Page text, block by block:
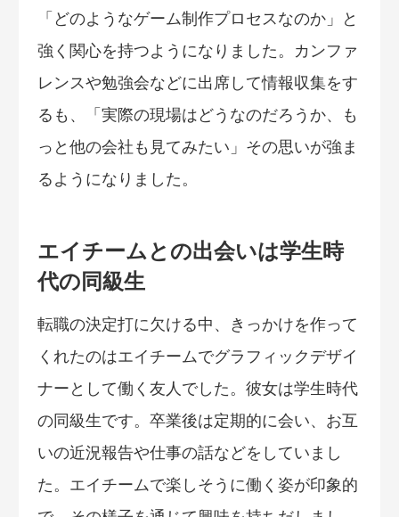
「どのようなゲーム制作プロセスなのか」と
強く関心を持つようになりました。カンファ
レンスや勉強会などに出席して情報収集をす
るも、「実際の現場はどうなのだろうか、も
っと他の会社も見てみたい」その思いが強ま
るようになりました。
エイチームとの出会いは学生時
代の同級生
転職の決定打に欠ける中、きっかけを作って
くれたのはエイチームでグラフィックデザイ
ナーとして働く友人でした。彼女は学生時代
の同級生です。卒業後は定期的に会い、お互
いの近況報告や仕事の話などをしていまし
た。エイチームで楽しそうに働く姿が印象的